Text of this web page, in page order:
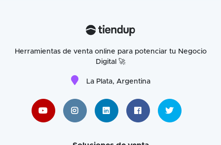
Herramientas de venta online para potenciar tu Negocio
Digital 🚀
La Plata, Argentina